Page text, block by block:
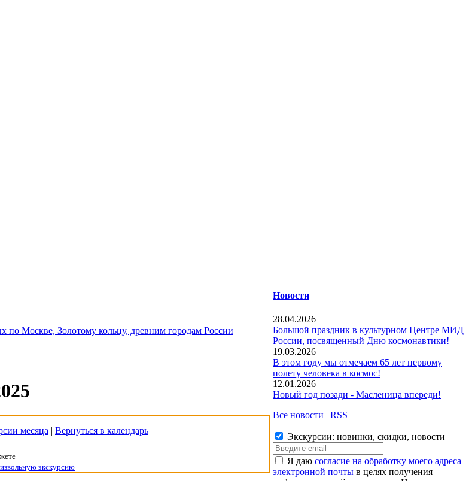
по Москве, Золотому кольцу, древним городам России
месяца | Вернуться в календарь
экскурсию
Новости
28.04.2026
Большой праздник в культурном Центре МИД
России, посвященный Дню космонавтики!
19.03.2026
В этом году мы отмечаем 65 лет первому
полету человека в космос!
12.01.2026
Новый год позади - Масленица впереди!
Все новости | RSS
Экскурсии: новинки, скидки, новости
Я даю согласие на обработку моего адреса
электронной почты в целях получения